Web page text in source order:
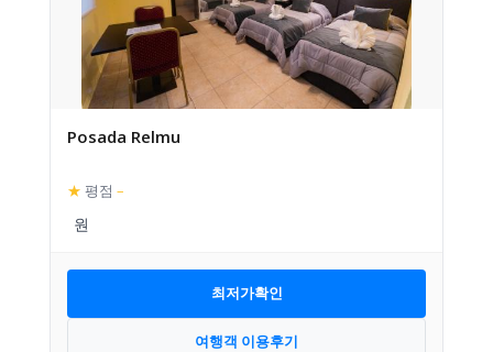
Posada Relmu
★ 평점 –
최저가확인
여행객 이용후기